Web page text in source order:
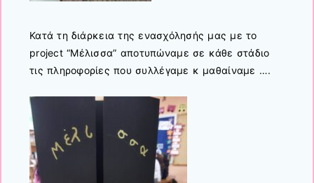
Κατά τη διάρκεια της ενασχόλησής μας με το
project “Μέλισσα” αποτυπώναμε σε κάθε στάδιο
τις πληροφορίες που συλλέγαμε κ μαθαίναμε ….